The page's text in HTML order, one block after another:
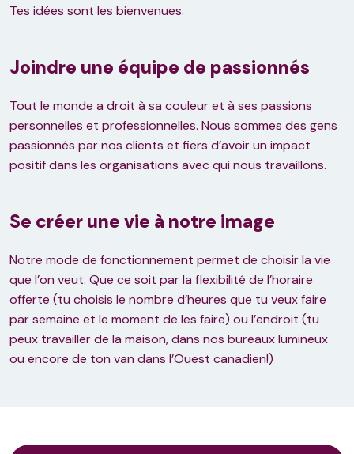
Tes idées sont les bienvenues.
Joindre une équipe de passionnés
Tout le monde a droit à sa couleur et à ses passions
personnelles et professionnelles. Nous sommes des gens
passionnés par nos clients et fiers d’avoir un impact
positif dans les organisations avec qui nous travaillons.
Se créer une vie à notre image
Notre mode de fonctionnement permet de choisir la vie
que l’on veut. Que ce soit par la flexibilité de l’horaire
offerte (tu choisis le nombre d’heures que tu veux faire
par semaine et le moment de les faire) ou l’endroit (tu
peux travailler de la maison, dans nos bureaux lumineux
ou encore de ton van dans l’Ouest canadien!)